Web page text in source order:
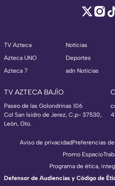
TV Azteca
Azteca UNO
Azteca 7
Noticias
Deportes
adn Noticias
TV AZTECA BAJÍO
Paseo de las Golondrinas 106
Col San Isidro de Jerez, C.p- 37530,
León, Gto.
Aviso de privacidadPreferencias
Promo Espacio
Programa de ética,
Defensor de Audiencias y Código de